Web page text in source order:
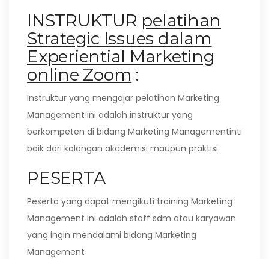
INSTRUKTUR pelatihan
Strategic Issues dalam
Experiential Marketing
online Zoom :
Instruktur yang mengajar pelatihan Marketing
Management ini adalah instruktur yang
berkompeten di bidang Marketing Managementinti
baik dari kalangan akademisi maupun praktisi.
PESERTA
Peserta yang dapat mengikuti training Marketing
Management ini adalah staff sdm atau karyawan
yang ingin mendalami bidang Marketing
Management